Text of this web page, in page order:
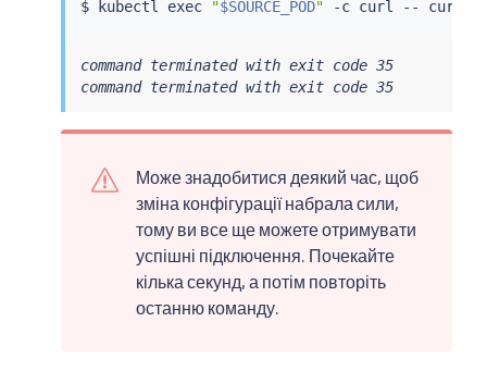
$ kubectl exec "$SOURCE_POD" -c curl -- curl
command terminated with exit code 35
command terminated with exit code 35
Може знадобитися деякий час, щоб
зміна конфігурації набрала сили,
тому ви все ще можете отримувати
успішні підключення. Почекайте
кілька секунд, а потім повторіть
останню команду.